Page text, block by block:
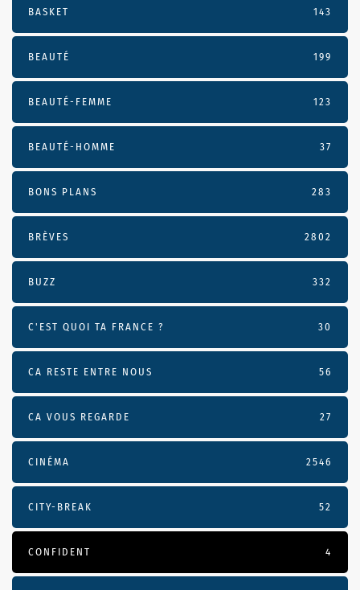
BASKET 143
BEAUTÉ 199
BEAUTÉ-FEMME 123
BEAUTÉ-HOMME 37
BONS PLANS 283
BRÈVES 2802
BUZZ 332
C'EST QUOI TA FRANCE ? 30
CA RESTE ENTRE NOUS 56
CA VOUS REGARDE 27
CINÉMA 2546
CITY-BREAK 52
CONFIDENT 4